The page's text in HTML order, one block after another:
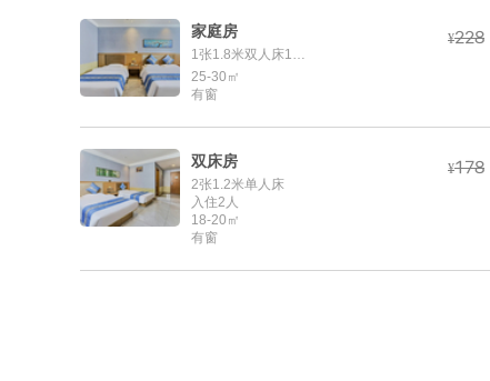
家庭房
1张1.8米双人床1张1.2米单人床
25-30㎡
有窗
¥
双床房
2张1.2米单人床
入住2人
18-20㎡
有窗
¥